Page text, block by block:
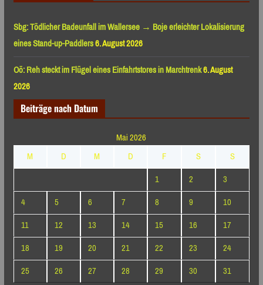
Sbg: Tödlicher Badeunfall im Wallersee → Boje erleichter Lokalisierung
eines Stand-up-Paddlers6. August 2026
Oö: Reh steckt im Flügel eines Einfahrtstores in Marchtrenk6. August
2026
Beiträge nach Datum
Mai 2026
M
D M D F S
S
1
2
3
4
5 6 7 8 9
10
11
12 13 14 15 16
17
18
19 20 21 22 23
24
25
26 27 28 29 30 31